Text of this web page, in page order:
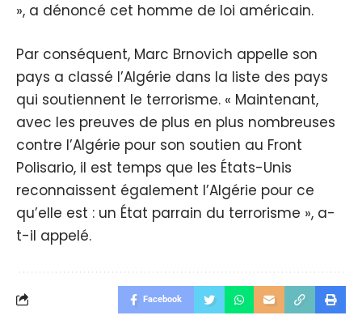
», a dénoncé cet homme de loi américain.
Par conséquent, Marc Brnovich appelle son
pays a classé l’Algérie dans la liste des pays
qui soutiennent le terrorisme. « Maintenant,
avec les preuves de plus en plus nombreuses
contre l’Algérie pour son soutien au Front
Polisario, il est temps que les États-Unis
reconnaissent également l’Algérie pour ce
qu’elle est : un État parrain du terrorisme », a-
t-il appelé.
Facebook